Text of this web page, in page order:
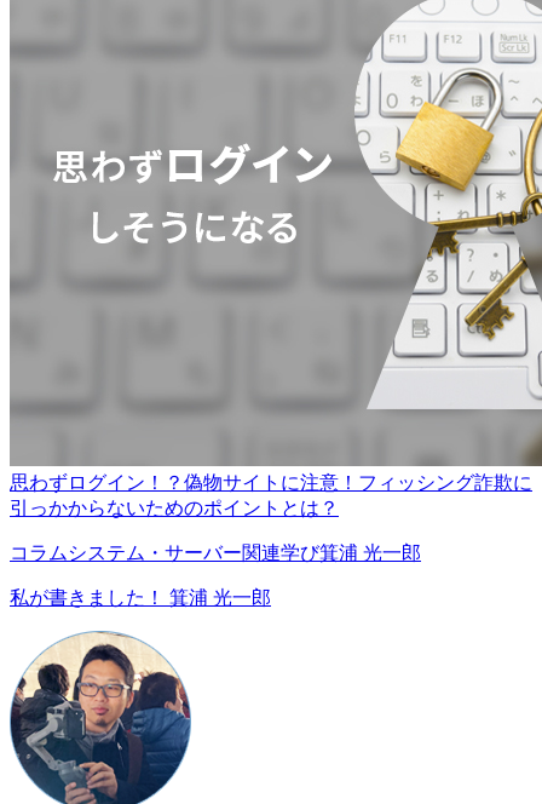
思わずログイン！？偽物サイトに注意！フィッシング詐欺に
引っかからないためのポイントとは？
コラム システム・サーバー関連学び箕浦 光一郎
私が書きました！ 箕浦 光一郎